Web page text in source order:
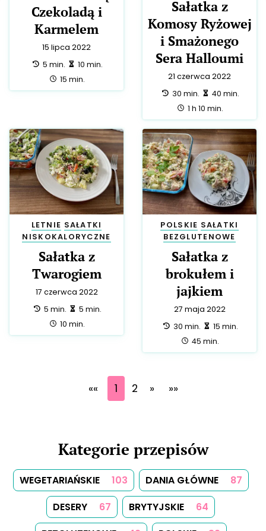
Czekoladą i
Karmelem
15 lipca 2022
przygotowanie:
5 min. zrobienie:
10 min.
całość:
15 min.
Sałatka z
Komosy Ryżowej
i Smażonego
Sera Halloumi
21 czerwca 2022
przygotowanie:
30 min. zrobienie:
40 min.
całość:
1 h 10 min.
LETNIE SAŁATKI
NISKOKALORYCZNE
Sałatka z
Twarogiem
17 czerwca 2022
przygotowanie:
5 min. zrobienie:
5 min.
całość:
10 min.
POLSKIE SAŁATKI
BEZGLUTENOWE
Sałatka z
brokułem i
jajkiem
27 maja 2022
przygotowanie:
30 min. zrobienie:
15 min.
całość:
45 min.
«« 1 2 » »»
Kategorie przepisów
WEGETARIAŃSKIE 103 DANIA GŁÓWNE
87
DESERY
67 BRYTYJSKIE
64